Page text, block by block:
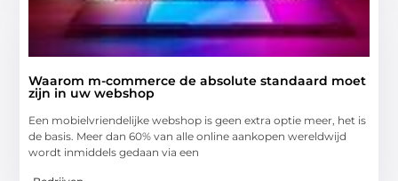
Waarom m-commerce de absolute standaard moet
zijn in uw webshop
Een mobielvriendelijke webshop is geen extra optie meer, het is
de basis. Meer dan 60% van alle online aankopen wereldwijd
wordt inmiddels gedaan via een